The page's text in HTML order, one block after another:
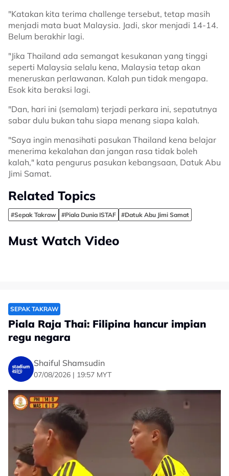
"Katakan kita terima challenge tersebut, tetap masih
menjadi mata buat Malaysia. Jadi, skor menjadi 14-14.
Belum berakhir lagi.
"Jika Thailand ada semangat kesukanan yang tinggi
seperti Malaysia selalu kena, Malaysia tetap akan
meneruskan perlawanan. Kalah pun tidak mengapa.
Esok kita beraksi lagi.
"Dan, hari ini (semalam) terjadi perkara ini, sepatutnya
sabar dulu bukan tahu siapa menang siapa kalah.
"Saya ingin menasihati pasukan Thailand kena belajar
menerima kekalahan dan jangan rasa tidak boleh
kalah," kata pengurus pasukan kebangsaan, Datuk Abu
Jimi Samat.
Related Topics
#Sepak Takraw #Piala Dunia ISTAF #Datuk Abu Jimi Samat
Must Watch Video
SEPAK TAKRAW
Piala Raja Thai: Filipina hancur impian
regu negara
Shaiful Shamsudin
07/08/2026 | 19:57 MYT